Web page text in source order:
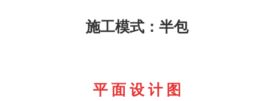
施工模式：半包
平 面 设 计 图